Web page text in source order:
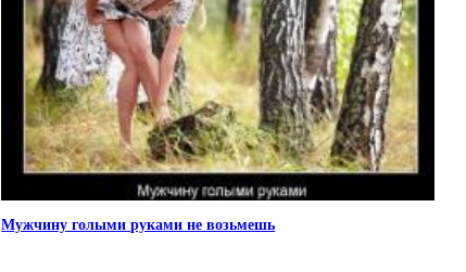
Мужчину голыми руками не возьмешь